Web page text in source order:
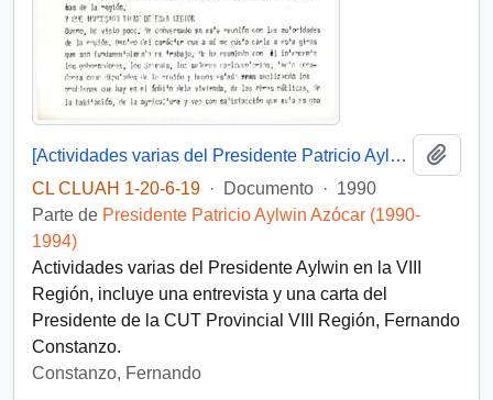
[Actividades varias del Presidente Patricio Aylwin en la VIII Región]
CL CLUAH 1-20-6-19 · Documento · 1990
Parte de Presidente Patricio Aylwin Azócar (1990-
1994)
Actividades varias del Presidente Aylwin en la VIII
Región, incluye una entrevista y una carta del
Presidente de la CUT Provincial VIII Región, Fernando
Constanzo.
Constanzo, Fernando